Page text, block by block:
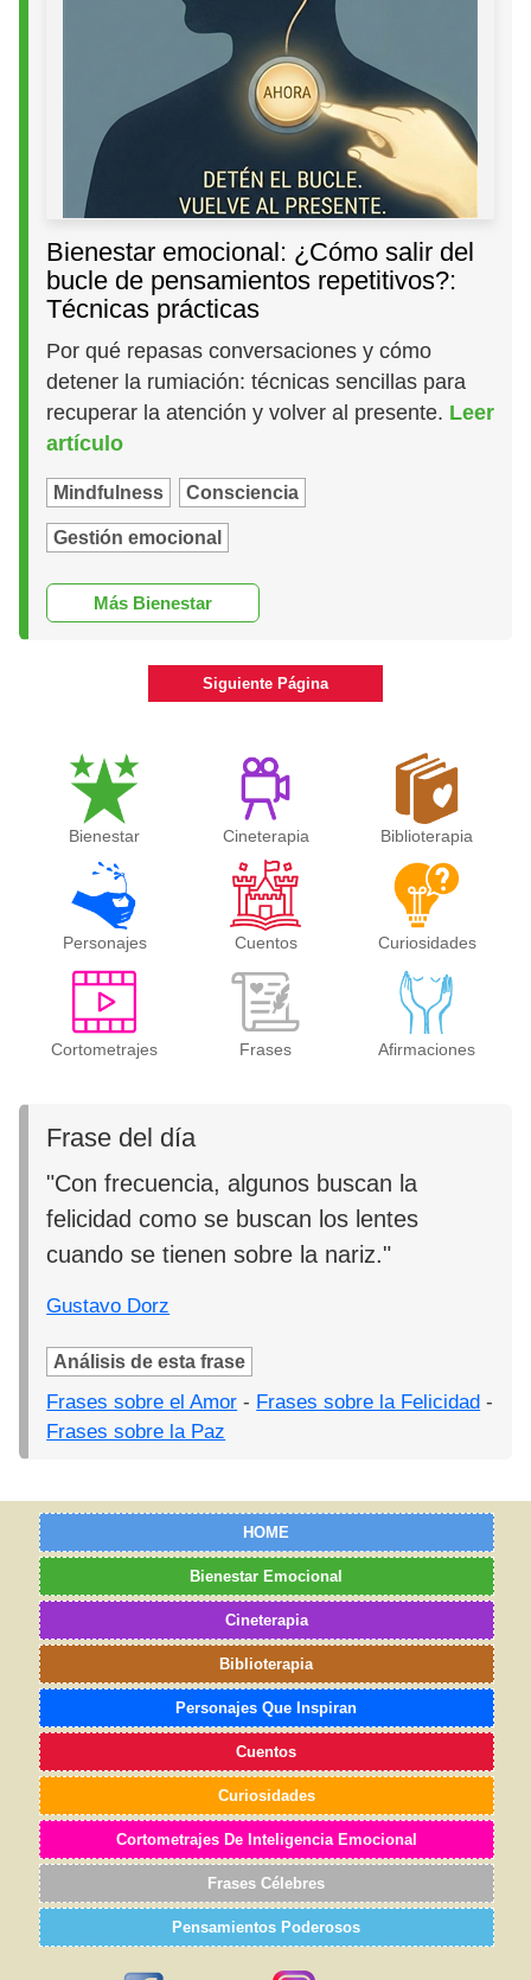
Bienestar emocional: ¿Cómo salir del
bucle de pensamientos repetitivos?:
Técnicas prácticas
Por qué repasas conversaciones y cómo
detener la rumiación: técnicas sencillas para
recuperar la atención y volver al presente. Leer
artículo
Mindfulness Consciencia
Gestión emocional
Más Bienestar
Siguiente Página
Bienestar Cineterapia Biblioterapia
Personajes Cuentos Curiosidades
Cortometrajes Frases Afirmaciones
Frase del día
"Con frecuencia, algunos buscan la
felicidad como se buscan los lentes
cuando se tienen sobre la nariz."
Gustavo Dorz
Análisis de esta frase
Frases sobre el Amor - Frases sobre la Felicidad -
Frases sobre la Paz
HOME
Bienestar Emocional
Cineterapia
Biblioterapia
Personajes Que Inspiran
Cuentos
Curiosidades
Cortometrajes De Inteligencia Emocional
Frases Célebres
Pensamientos Poderosos